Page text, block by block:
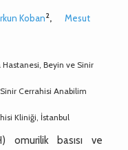
Koban2,
Mesut
Beyin ve Sinir
Cerrahisi Anabilim
Kliniği, İstanbul
omurilik basısı ve